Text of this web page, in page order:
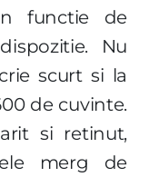
functie de
Nu
scurt si la
de cuvinte.
si retinut,
merg de